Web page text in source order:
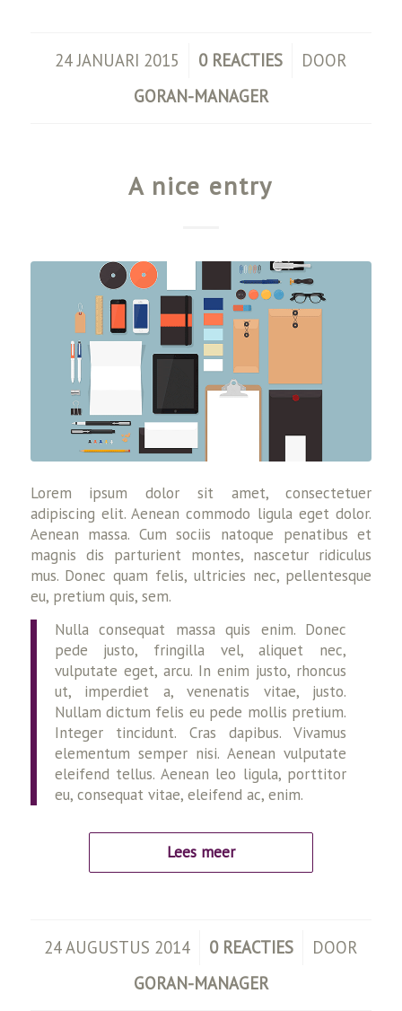
24 JANUARI 2015
/ 0 REACTIES
/
DOOR
GORAN-MANAGER
A nice entry
Lorem ipsum dolor sit amet, consectetuer
adipiscing elit. Aenean commodo ligula eget dolor.
Aenean massa. Cum sociis natoque penatibus et
magnis dis parturient montes, nascetur ridiculus
mus. Donec quam felis, ultricies nec, pellentesque
eu, pretium quis, sem.
Nulla consequat massa quis enim. Donec
pede justo, fringilla vel, aliquet nec,
vulputate eget, arcu. In enim justo, rhoncus
ut, imperdiet a, venenatis vitae, justo.
Nullam dictum felis eu pede mollis pretium.
Integer tincidunt. Cras dapibus. Vivamus
elementum semper nisi. Aenean vulputate
eleifend tellus. Aenean leo ligula, porttitor
eu, consequat vitae, eleifend ac, enim.
Lees meer
24 AUGUSTUS 2014
/ 0 REACTIES
/
DOOR
GORAN-MANAGER